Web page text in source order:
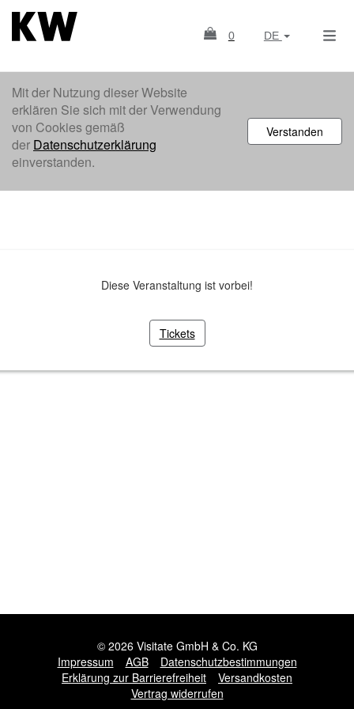
0 DE
Mit der Nutzung dieser Website
erklären Sie sich mit der Verwendung
von Cookies gemäß
der Datenschutzerklärung
einverstanden.
Verstanden
Diese Veranstaltung ist vorbei!
Tickets
© 2026 Visitate GmbH & Co. KG
Impressum
AGB
Datenschutzbestimmungen
Erklärung zur Barrierefreiheit
Versandkosten
Vertrag widerrufen